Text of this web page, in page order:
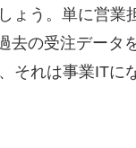
ょう。単に営業
去の受注データ
それは事業ITに